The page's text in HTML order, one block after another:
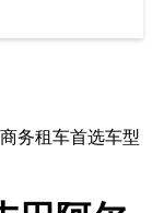
务租车首选车型